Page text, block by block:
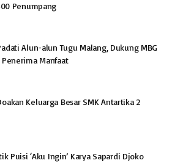
Penumpang
Alun-alun Tugu Malang, Dukung MBG
Manfaat
Keluarga Besar SMK Antartika 2
Puisi ‘Aku Ingin’ Karya Sapardi Djoko